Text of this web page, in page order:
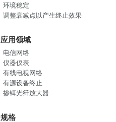
环境稳定
调整衰减点以产生终止效果
应用领域
电信网络
仪器仪表
有线电视网络
有源设备终止
掺铒光纤放大器
规格